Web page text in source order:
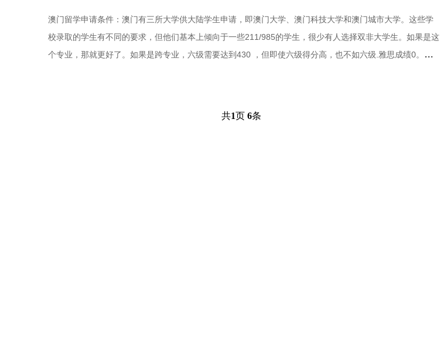
澳门留学申请条件：澳门有三所大学供大陆学生申请，即澳门大学、澳门科技大学和澳门城市大学。这些学
校录取的学生有不同的要求，但他们基本上倾向于一些211/985的学生，很少有人选择双非大学生。如果是这
个专业，那就更好了。如果是跨专业，六级需要达到430 ，但即使六级得分高，也不如六级.雅思成绩0。澳门
共1页 6条